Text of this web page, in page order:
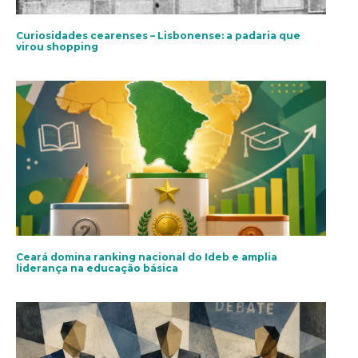
Curiosidades cearenses – Lisbonense: a padaria que
virou shopping
Ceará domina ranking nacional do Ideb e amplia
liderança na educação básica